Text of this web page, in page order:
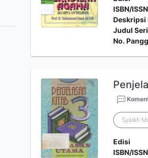
ISBN/ISSN
Deskripsi
Judul Seri
No.
Syaikh
Edisi
ISBN/ISSN